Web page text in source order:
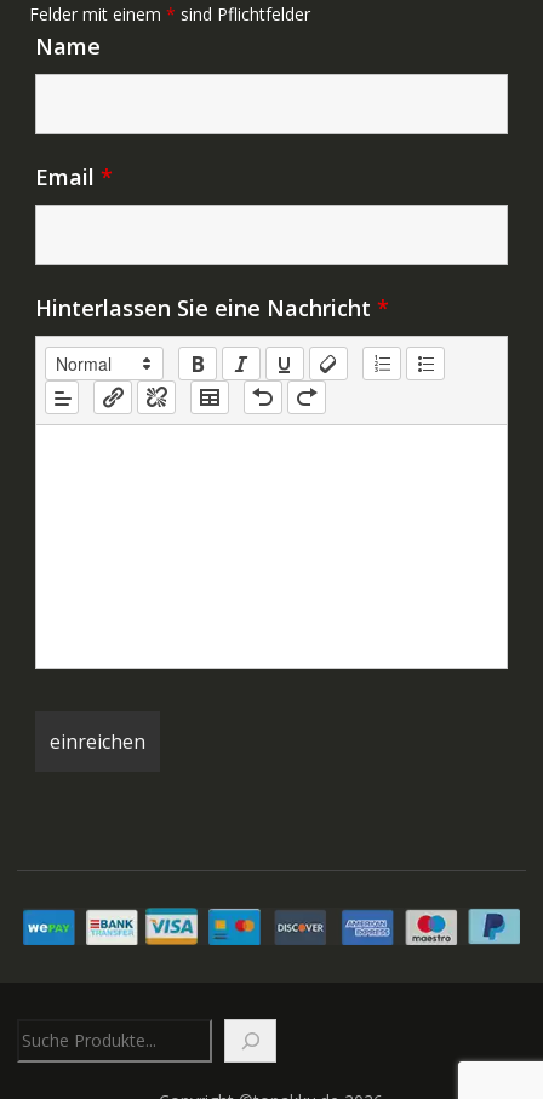
Felder mit einem * sind Pflichtfelder
Name
Email *
Hinterlassen Sie eine Nachricht *